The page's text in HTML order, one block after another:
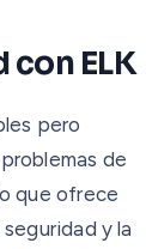
ELK
pero
de
que ofrece
y la